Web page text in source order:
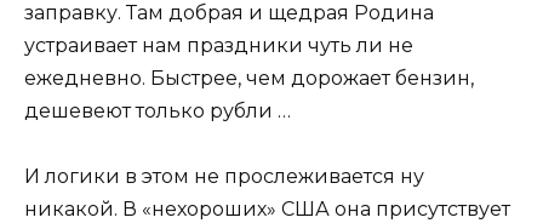
заправку. Там добрая и щедрая Родина
устраивает нам праздники чуть ли не
ежедневно. Быстрее, чем дорожает бензин,
дешевеют только рубли …
И логики в этом не прослеживается ну
никакой. В «нехороших» США она присутствует